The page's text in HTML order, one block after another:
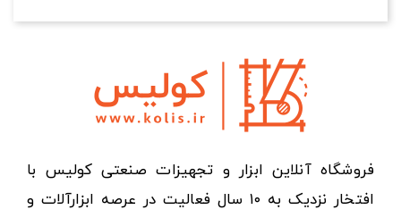
فروشگاه آنلاین ابزار و تجهیزات صنعتی کولیس با
افتخار نزدیک به ۱۰ سال فعالیت در عرصه ابزارآلات و